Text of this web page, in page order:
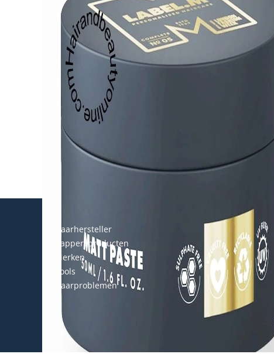
Haarhersteller
Kappersproducten
Merken
Tools
Haarproblemen